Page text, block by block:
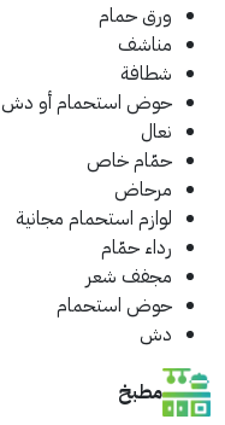
ورق حمام
مناشف
شطافة
حوض استحمام أو دش
نعال
حمّام خاص
مرحاض
لوازم استحمام مجانية
رداء حمّام
مجفف شعر
حوض استحمام
دش
مطبخ